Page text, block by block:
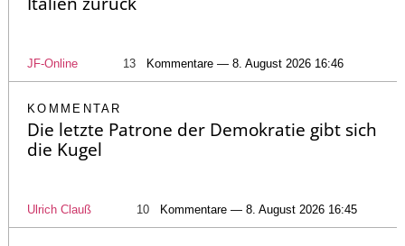
JF-Online 13 Kommentare — 8. August 2026 16:46
KOMMENTAR
Die letzte Patrone der Demokratie gibt sich
die Kugel
Ulrich Clauß 10 Kommentare — 8. August 2026 16:45